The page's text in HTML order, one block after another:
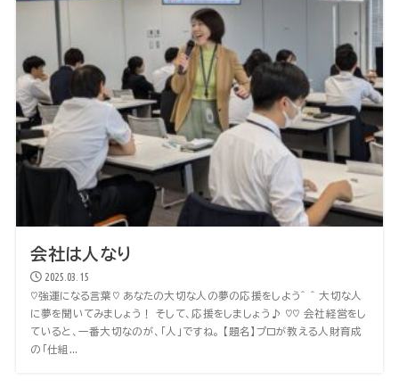
会社は人なり
2025.03.15
♡強運になる言葉♡ あなたの大切な人の夢の応援をしよう^ ^ 大切な人
に夢を聞いてみましょう！ そして、応援をしましょう♪ ♡♡ 会社経営をし
ていると、一番大切なのが、「人」ですね。 【題名】プロが教える人財育成
の「仕組...